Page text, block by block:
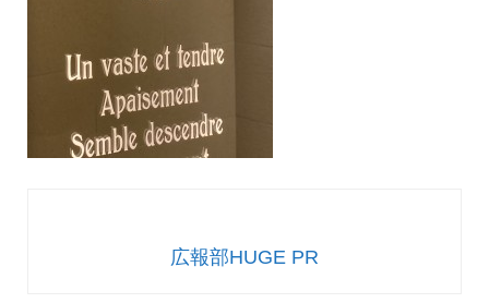
広報部HUGE PR